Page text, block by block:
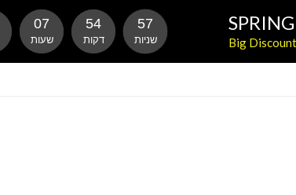
07
שעות
54
דקות
56
שניות